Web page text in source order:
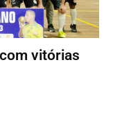
vitórias